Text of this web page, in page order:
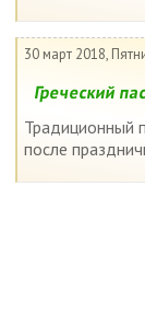
30 март 2018,
Греческий
Традиционный
после